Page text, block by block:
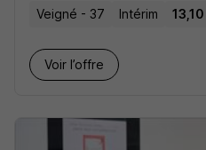
Veigné - 37 Intérim
Voir l’offre